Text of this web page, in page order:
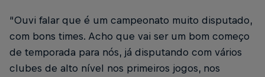
“Ouvi falar que é um campeonato muito disputado,
com bons times. Acho que vai ser um bom começo
de temporada para nós, já disputando com vários
clubes de alto nível nos primeiros jogos, nos